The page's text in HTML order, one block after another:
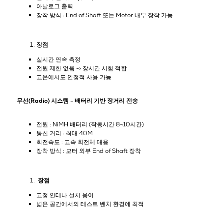
아날로그 출력
장착 방식 : End of Shaft 또는 Motor 내부 장착 가능
장점
실시간 연속 측정
전원 제한 없음 -> 장시간 시험 적합
고온에서도 안정적 사용 가능
무선(Radio) 시스템 - 배터리 기반 장거리 전송
전원 : NiMH 배터리 (작동시간 8~10시간)
통신 거리 : 최대 40M
회전속도 : 고속 회전체 대응
장착 방식 : 모터 외부 End of Shaft 장착
장점
고정 안테나 설치 용이
넓은 공간에서의 테스트 벤치 환경에 최적